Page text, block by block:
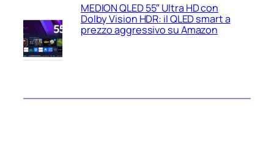
MEDION QLED 55″ Ultra HD con
Dolby Vision HDR: il QLED smart a
prezzo aggressivo su Amazon